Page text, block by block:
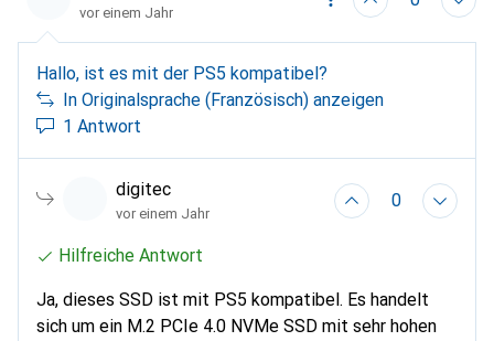
werden kann, das für NVMe M.2 2280-Laufwerke
vor einem Jahr
Hallo, ist es mit der PS5 kompatibel?
In Originalsprache (Französisch) anzeigen
1 Antwort
digitec
vor einem Jahr
0
Hilfreiche Antwort
Ja, dieses SSD ist mit PS5 kompatibel. Es handelt
sich um ein M.2 PCIe 4.0 NVMe SSD mit sehr hohen